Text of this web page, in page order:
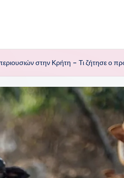
στην Κρήτη – Τι ζήτησε ο